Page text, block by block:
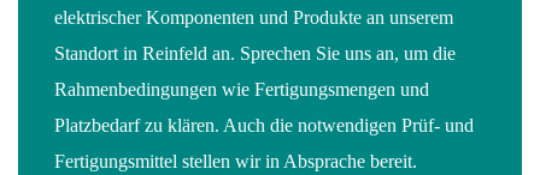
elektrischer Komponenten und Produkte an unserem
Standort in Reinfeld an. Sprechen Sie uns an, um die
Rahmenbedingungen wie Fertigungsmengen und
Platzbedarf zu klären. Auch die notwendigen Prüf- und
Fertigungsmittel stellen wir in Absprache bereit.